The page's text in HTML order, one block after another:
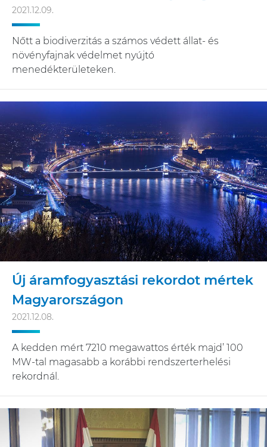
2021.12.09.
Nőtt a biodiverzitás a számos védett állat- és
növényfajnak védelmet nyújtó
menedékterületeken.
Új áramfogyasztási rekordot mértek
Magyarországon
2021.12.08.
A kedden mért 7210 megawattos érték majd’ 100
MW-tal magasabb a korábbi rendszerterhelési
rekordnál.